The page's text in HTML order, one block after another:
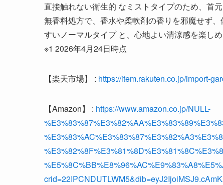
直接触れない衛生的 なミストタイプのため、首
無香料処方で、香水や柔軟剤の香りを邪魔せず
すいノーマルタイプ と、心地よい清涼感を楽し
※1 2026年4月24日時点
【楽天市場】 : https://item.rakuten.co.jp/import-
【Amazon】 : https://www.amazon.co.jp/NULL-